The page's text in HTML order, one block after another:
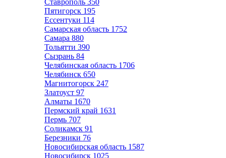
Ставрополь 350
Пятигорск 195
Ессентуки 114
Самарская область 1752
Самара 880
Тольятти 390
Сызрань 84
Челябинская область 1706
Челябинск 650
Магнитогорск 247
Златоуст 97
Алматы 1670
Пермский край 1631
Пермь 707
Соликамск 91
Березники 76
Новосибирская область 1587
Новосибирск 1025